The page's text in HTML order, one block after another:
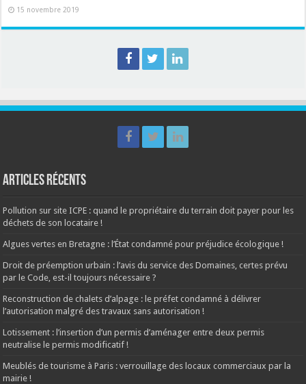
15 novembre 2019
Articles récents
Pollution sur site ICPE : quand le propriétaire du terrain doit payer pour les
déchets de son locataire !
Algues vertes en Bretagne : l’État condamné pour préjudice écologique !
Droit de préemption urbain : l’avis du service des Domaines, certes prévu
par le Code, est-il toujours nécessaire ?
Reconstruction de chalets d’alpage : le préfet condamné à délivrer
l’autorisation malgré des travaux sans autorisation !
Lotissement : l’insertion d’un permis d’aménager entre deux permis
neutralise le permis modificatif !
Meublés de tourisme à Paris : verrouillage des locaux commerciaux par la
mairie !